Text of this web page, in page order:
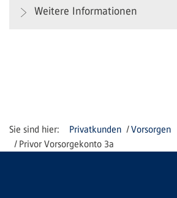
Weitere Informationen
Privatkunden
Vorsorgen
Privor Vorsorgekonto 3a